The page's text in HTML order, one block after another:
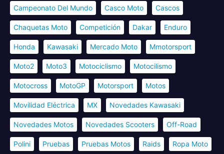
Campeonato Del Mundo Casco Moto Cascos
Chaquetas Moto Competición Dakar Enduro
Honda Kawasaki Mercado Moto Mmotorsport
Moto2 Moto3 Motociclismo Motocilismo
Motocross MotoGP Motorsport Motos
Movilidad Eléctrica MX Novedades Kawasaki
Novedades Motos Novedades Scooters Off-Road
Polini Pruebas Pruebas Motos Raids Ropa Moto